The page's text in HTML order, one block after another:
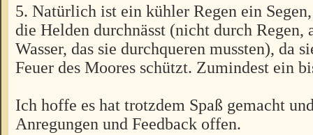
5. Natürlich ist ein kühler Regen ein
die Helden durchnässt (nicht durch Regen,
Wasser, das sie durchqueren mussten), da
Feuer des Moores schützt. Zumindest ein
Ich hoffe es hat trotzdem Spaß gemacht
Anregungen und Feedback offen.